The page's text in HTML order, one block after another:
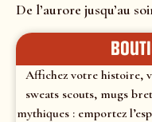
De l’aurore jusqu’au
Affichez votre histoire,
sweats scouts, mugs
mythiques : emportez